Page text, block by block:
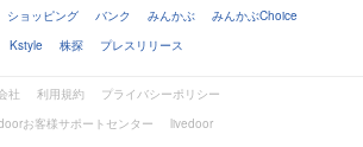
ショッピング バンク みんかぶ
みんかぶChoice
Kstyle
株探 プレスリリース
社 利用規約
プライバシーポリシー
お客様サポートセンター
livedoor